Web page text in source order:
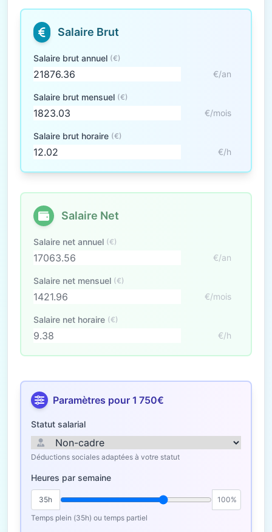
Salaire Brut
Salaire brut annuel (€)
€/an
Salaire brut mensuel (€)
€/mois
Salaire brut horaire (€)
€/h
Salaire Net
Salaire net annuel (€)
€/an
Salaire net mensuel (€)
€/mois
Salaire net horaire (€)
€/h
Paramètres pour 1 750€
Statut salarial
Déductions sociales adaptées à votre statut
Heures par semaine
35h
100%
Temps plein (35h) ou temps partiel